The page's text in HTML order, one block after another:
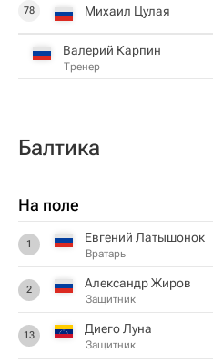
78 Михаил Цулая
Валерий Карпин
Тренер
Балтика
На поле
1 Евгений Латышонок
Вратарь
2 Александр Жиров
Защитник
13 Диего Луна
Защитник